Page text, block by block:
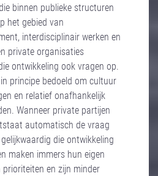
binnen publieke structuren
het gebied van
interdisciplinair werken en
private organisaties
ontwikkeling ook vragen op.
principe bedoeld om cultuur
en relatief onafhankelijk
Wanneer private partijen
automatisch de vraag
die ontwikkeling
maken immers hun eigen
prioriteiten en zijn minder